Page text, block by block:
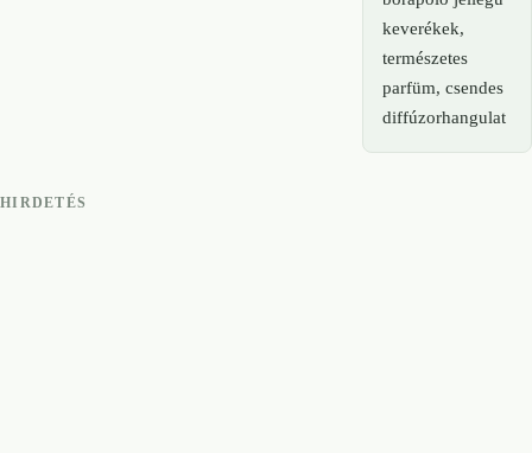
keverékek,
természetes
parfüm, csendes
diffúzorhangulat
HIRDETÉS